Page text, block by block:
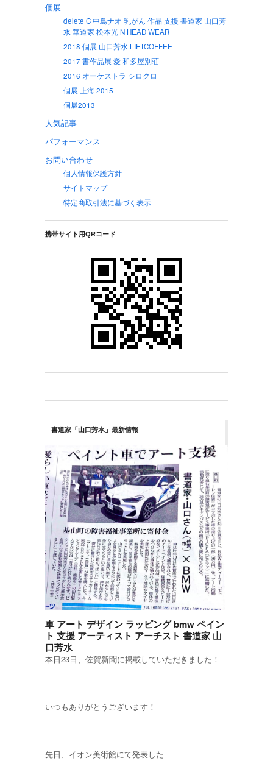
個展
delete C 中島ナオ 乳がん 作品 支援 書道家 山口芳
水 華道家 松本光 N HEAD WEAR
2018 個展 山口芳水 LIFTCOFFEE
2017 書作品展 愛 和多屋別荘
2016 オーケストラ シロクロ
個展 上海 2015
個展2013
人気記事
パフォーマンス
お問い合わせ
個人情報保護方針
サイトマップ
特定商取引法に基づく表示
携帯サイト用QRコード
書道家「山口芳水」最新情報
車 アート デザイン ラッピング bmw ペイン
ト 支援 アーティスト アーチスト 書道家 山
口芳水
本日23日、佐賀新聞に掲載していただきました！
いつもありがとうございます！
先日、イオン美術館にて発表した